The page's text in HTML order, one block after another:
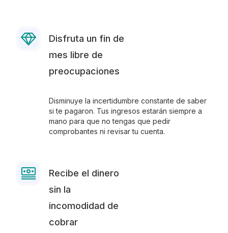
Disfruta un fin de
mes libre de
preocupaciones
Disminuye la incertidumbre constante de saber
si te pagaron. Tus ingresos estarán siempre a
mano para que no tengas que pedir
comprobantes ni revisar tu cuenta.
Recibe el dinero
sin la
incomodidad de
cobrar